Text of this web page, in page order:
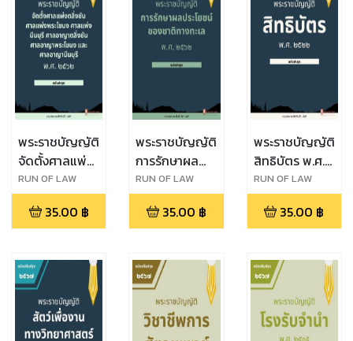
พระราชบัญญัติ
จัดตั้งศาลแพ่ง
ตลิ่งชัน ศาล
แพ่งพระโขนง
ศาลแพ่งมีนบุรี
ตลิ่งชัน ศาล
อาญาพระโขนง
และศาลอาญา
มีนบุรี พ.ศ.
๒๕๖๒
RUN OF LAW
35.00 ฿
พระราชบัญญัติ
การรักษาผล
ประโยชน์ของ
ชาติทางทะเล
พ.ศ. ๒๕๖๒
RUN OF LAW
35.00 ฿
พระราชบัญญัติ
สิทธิบัตร พ.ศ.
๒๕๒๒
RUN OF LAW
35.00 ฿